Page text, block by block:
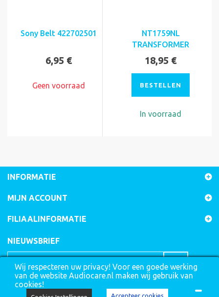
Wij respecteren uw privacy! Voor een goede werking
van de website Audiocare.nl maken wij gebruik van
cookies!
Accepteer cookies
Sony Belt 422702501
6,95 €
Geen voorraad
NT1759NL
TRANSFORMER
18,95 €
BESTELLEN
In voorraad
INFORMATIE
MIJN ACCOUNT
FILIAALINFORMATIE
NIEUWSBRIEF